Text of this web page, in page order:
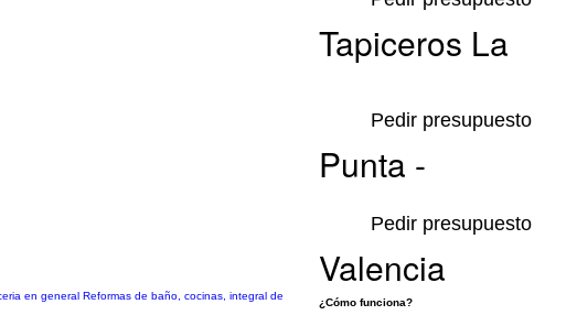
Pedir presupuesto
en general Reformas de baño, cocinas, integral de
Pedir presupuesto
Tapiceros La
Punta -
Valencia
¿Cómo funciona?